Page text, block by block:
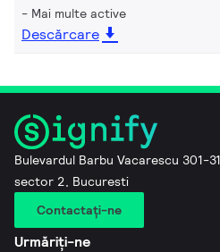
Mai multe active
Descărcare
Bulevardul Barbu Vacarescu 301-
sector 2, Bucuresti
Contactaţi-ne
Urmăriți-ne